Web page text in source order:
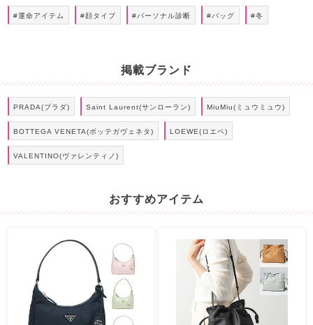
#運命アイテム #顔タイプ #パーソナル診断 #バッグ #冬
掲載ブランド
PRADA(プラダ) Saint Laurent(サンローラン) MiuMiu(ミュウミュウ)
BOTTEGA VENETA(ボッテガヴェネタ) LOEWE(ロエベ)
VALENTINO(ヴァレンティノ)
おすすめアイテム